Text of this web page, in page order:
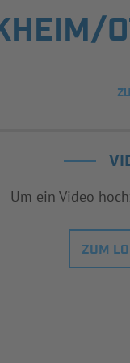
Um ein Video
ZUM